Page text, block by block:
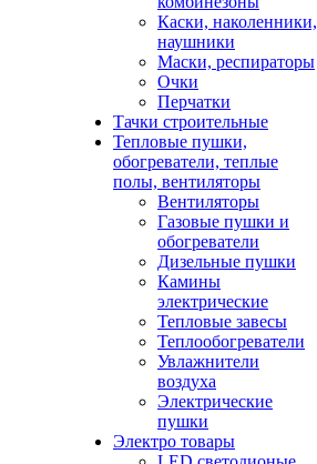
Каски, наколенники,
наушники
Маски, респираторы
Очки
Перчатки
Тачки строительные
Тепловые пушки,
обогреватели, теплые
полы, вентиляторы
Вентиляторы
Газовые пушки и
обогреватели
Дизельные пушки
Камины
электрические
Тепловые завесы
Теплообогреватели
Увлажнители
воздуха
Электрические
пушки
Электро товары